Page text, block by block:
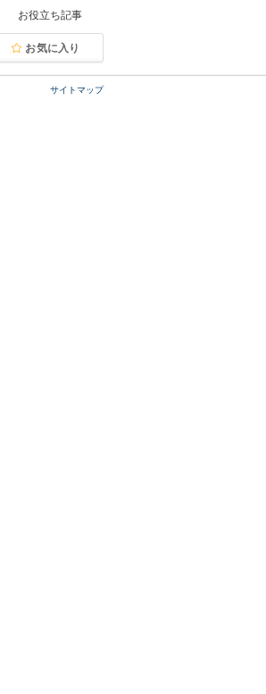
お役立ち記事
お気に入り
サイトマップ